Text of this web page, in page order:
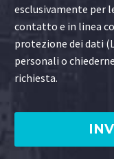
esclusivamente per
contatto e in linea
protezione dei dati
personali o
richiesta.